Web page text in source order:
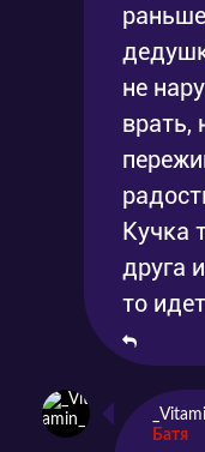
не
врать,
Кучка
друга
то
Батя